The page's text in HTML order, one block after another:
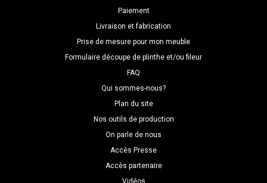
Paiement
Livraison et fabrication
Prise de mesure pour mon meuble
Formulaire découpe de plinthe et/ou fileur
FAQ
Qui sommes-nous?
Plan du site
Nos outils de production
On parle de nous
Accès Presse
Accès partenaire
Vidéos